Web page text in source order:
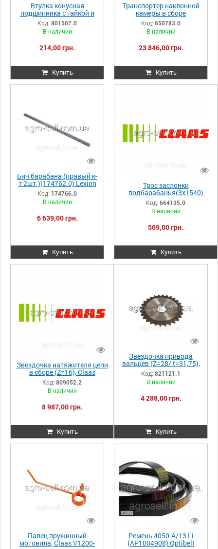
Втулка конусная
подшипника с гайкой и
шайбой (H2308) Claas
801507.0 801507
000801507
Код: 801507.0
В наличии
214,00 грн.
Купить
Транспортер наклонной
камеры в сборе
М208/218 DOM 118/108
650783.0 650783
0006507830
Код: 650783.0
В наличии
23 846,00 грн.
Купить
Бич барабана (правый к-
т 2шт.)(174762.0) Lexion
510, 520, 530,570
174766.0 174766
000174766
Код: 174766.0
В наличии
6 639,00 грн.
Купить
Трос заслонки
подбарабанья(3х1540)
CLAAS Mega
202/203/204/208/218/350/3
70 664135.0 664135
Код: 664135.0
В наличии
569,00 грн.
Купить
Звездочка натяжителя цепи
в сборе (Z=16), Claas
Lex.670/640/600/580/570/5
60/540/480/460/440,
Tuc.480 809052.2
Код: 809052.2
В наличии
8 987,00 грн.
Купить
Звездочка привода
вальцев (Z=28/ t=31,75),
Claas>Rol.46/66 821121.1
821121 0008211211
Код: 821121.1
В наличии
4 288,00 грн.
Купить
Палец пружинный
мотовила, Claas V1200-
Ремень 4050-A/13 Li
(AP1004908) Optibelt